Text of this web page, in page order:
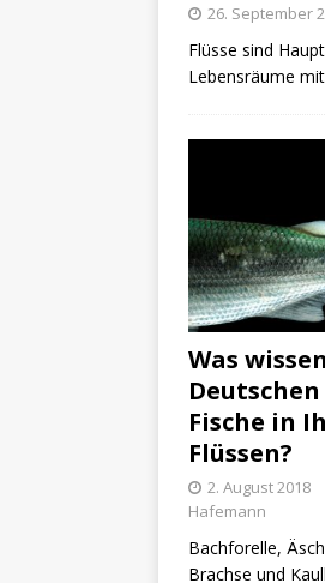
26. September
Flüsse sind
Lebensräume
Was
Fische in
Flüssen?
2. August 2018
Hafemann
Bachforelle,
Brachse und